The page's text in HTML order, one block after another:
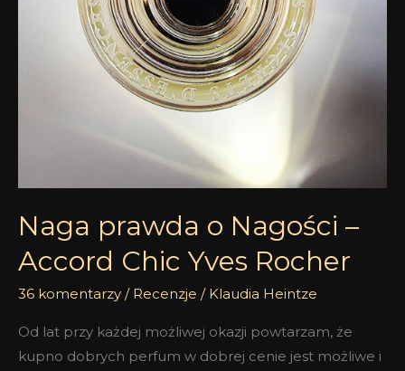
Naga prawda o Nagości –
Accord Chic Yves Rocher
36 komentarzy / Recenzje / Klaudia Heintze
Od lat przy każdej możliwej okazji powtarzam, że
kupno dobrych perfum w dobrej cenie jest możliwe i